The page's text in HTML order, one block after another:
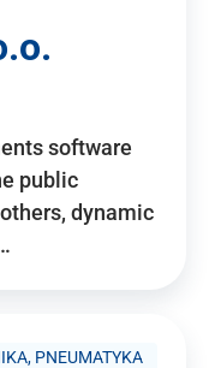
software
public
dynamic
PNEUMATYKA